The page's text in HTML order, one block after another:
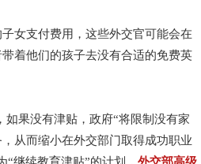
女支付费用，这些外交官可能会在
着他们的孩子去没有合适的免费英
如果没有津贴，政府“将限制没有家
从而缩小在外交部门取得成功职业